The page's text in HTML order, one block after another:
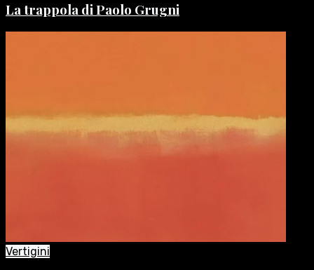
La trappola di Paolo Grugni
Vertigini